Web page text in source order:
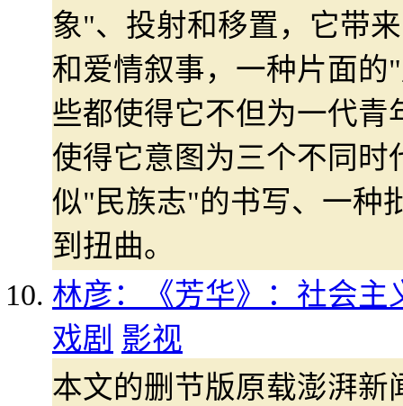
象"、投射和移置，它带
和爱情叙事，一种片面
些都使得它不但为一代
使得它意图为三个不同时
似"民族志"的书写、一种
到扭曲。
林彦：《芳华》：社会
戏剧 影视
本文的删节版原载澎湃